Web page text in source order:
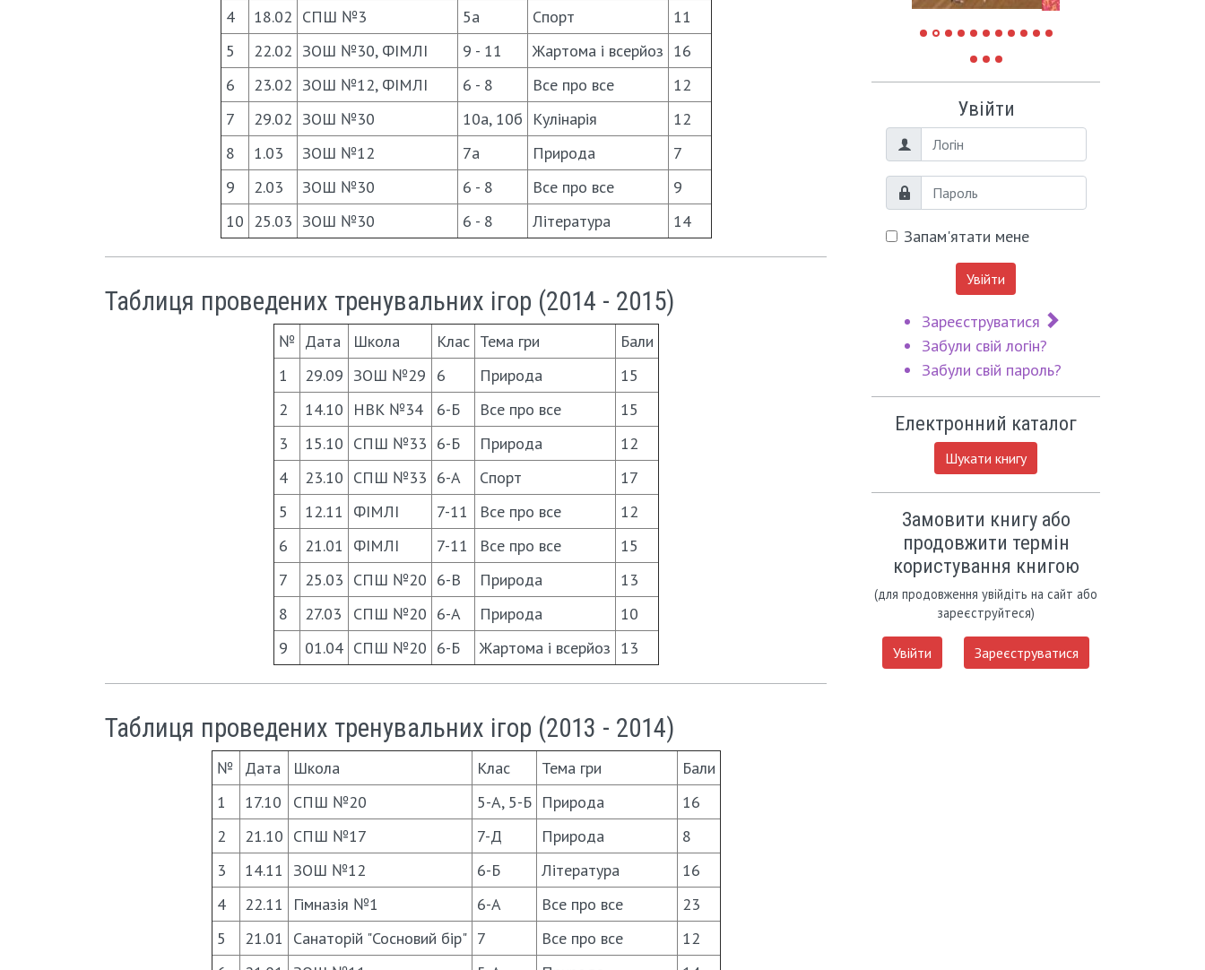
4
18.02 СПШ №3 5а Спорт
11
5
22.02 ЗОШ №30, ФІМЛІ 9 - 11 Жартома і всерйоз 16
6
23.02 ЗОШ №12, ФІМЛІ 6 - 8 Все про все
12
7
29.02 ЗОШ №30 10а, 10б Кулінарія
12
8
1.03 ЗОШ №12 7а Природа
7
9
2.03 ЗОШ №30 6 - 8 Все про все
9
10 25.03 ЗОШ №30 6 - 8 Література 14
Таблиця проведених тренувальних ігор (2014 - 2015)
№ Дата Школа Клас Тема гри
Бали
1
29.09 ЗОШ №29 6 Природа
15
2
14.10 НВК №34 6-Б Все про все
15
3
15.10 СПШ №33 6-Б Природа
12
4
23.10 СПШ №33 6-А Спорт
17
5
12.11 ФІМЛІ 7-11 Все про все
12
6
21.01 ФІМЛІ 7-11 Все про все
15
7
25.03 СПШ №20 6-В Природа
13
8
27.03 СПШ №20 6-А Природа
10
9
01.04 СПШ №20 6-Б Жартома і всерйоз 13
Таблиця проведених тренувальних ігор (2013 - 2014)
№ Дата Школа Клас Тема гри
Бали
1
17.10 СПШ №20 5-А, 5-Б Природа
16
2
21.10 СПШ №17 7-Д Природа
8
3
14.11 ЗОШ №12 6-Б Лiтература
16
4
22.11 Гімназія №1 6-А Все про все
23
5
21.01 Санаторій "Сосновий бір" 7 Все про все
12
Увійти
Логін
Пароль
Запам'ятати мене
Увійти
Зареєструватися
Забули свій логін?
Забули свій пароль?
Електронний каталог
Шукати книгу
Замовити книгу або
продовжити термін
користування книгою
(для продовження увійдіть на сайт або
зареєструйтеся)
Увійти Зареєструватися